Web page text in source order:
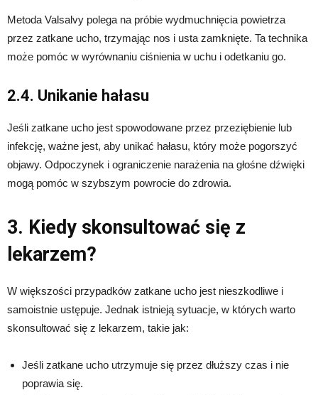
Metoda Valsalvy polega na próbie wydmuchnięcia powietrza
przez zatkane ucho, trzymając nos i usta zamknięte. Ta technika
może pomóc w wyrównaniu ciśnienia w uchu i odetkaniu go.
2.4. Unikanie hałasu
Jeśli zatkane ucho jest spowodowane przez przeziębienie lub
infekcję, ważne jest, aby unikać hałasu, który może pogorszyć
objawy. Odpoczynek i ograniczenie narażenia na głośne dźwięki
mogą pomóc w szybszym powrocie do zdrowia.
3. Kiedy skonsultować się z
lekarzem?
W większości przypadków zatkane ucho jest nieszkodliwe i
samoistnie ustępuje. Jednak istnieją sytuacje, w których warto
skonsultować się z lekarzem, takie jak:
Jeśli zatkane ucho utrzymuje się przez dłuższy czas i nie
poprawia się.